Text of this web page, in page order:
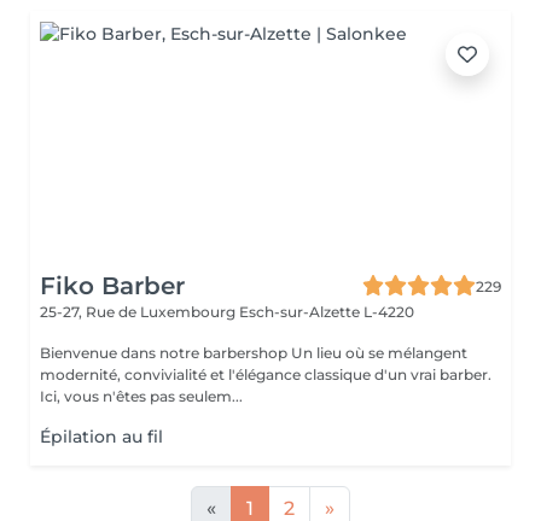
Fiko Barber
229
25-27, Rue de Luxembourg Esch-sur-Alzette L-4220
Bienvenue dans notre barbershop Un lieu où se mélangent
modernité, convivialité et l'élégance classique d'un vrai barber.
Ici, vous n'êtes pas seulem...
Épilation au fil
« 1 2 »